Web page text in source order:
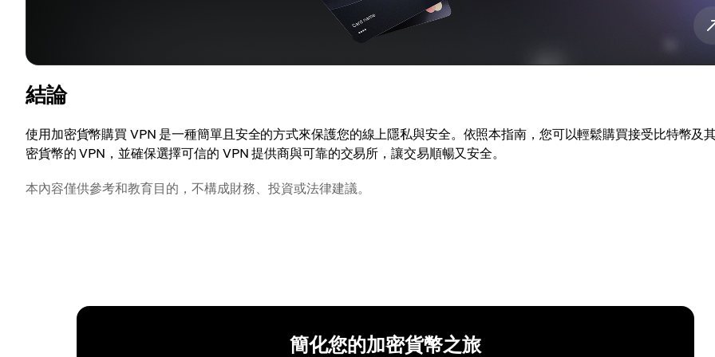
結論
使用加密貨幣購買 VPN 是一種簡單且安全的方式來保護您的線上隱私與安全。依照本指南，您可以輕鬆購買接受比特幣及
密貨幣的 VPN，並確保選擇可信的 VPN 提供商與可靠的交易所，讓交易順暢又安全。
本內容僅供參考和教育目的，不構成財務、投資或法律建議。
簡化您的加密貨幣之旅